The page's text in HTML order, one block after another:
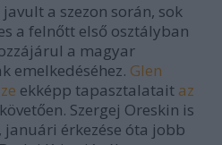
a szezon során, sok
a felnőtt első osztályban
a magyar
emelkedéséhez. Glen
ekképp tapasztalatait az
követően. Szergej Oreskin is
januári érkezése óta jobb